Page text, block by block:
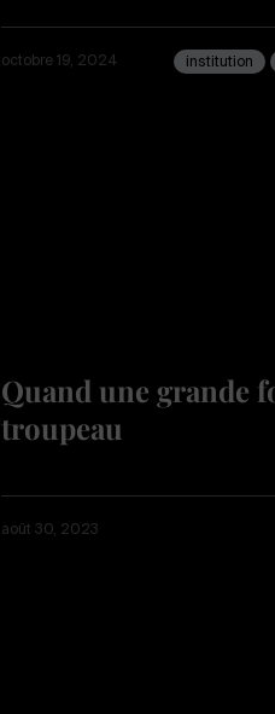
octobre 19, 2024 institution
Quand une grande
troupeau
août 30, 2023